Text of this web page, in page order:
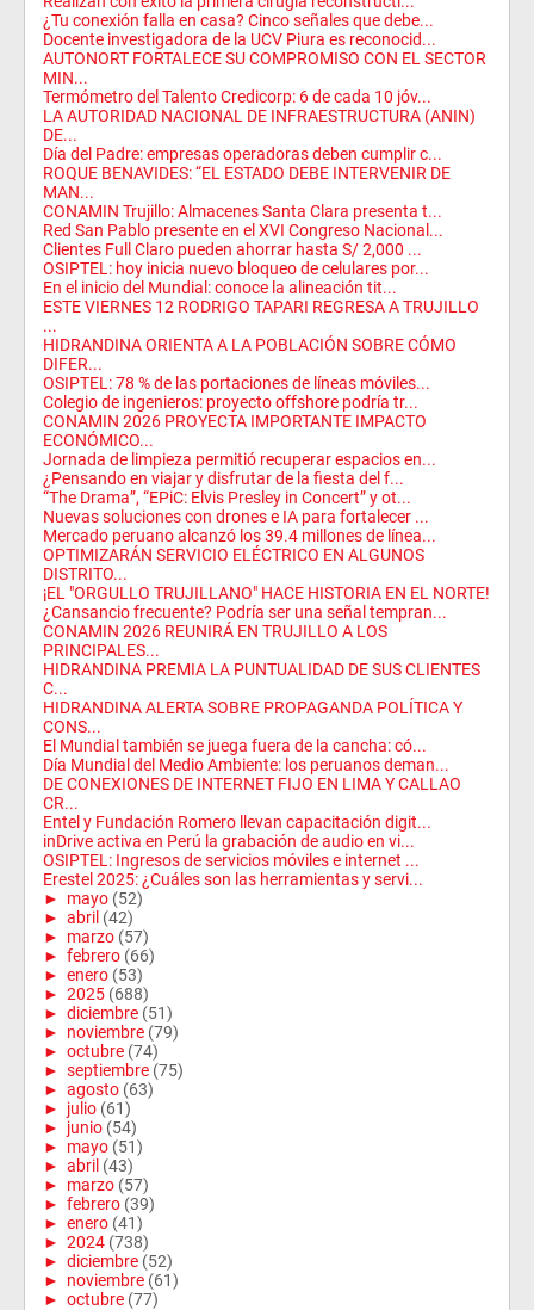
¿Tu conexión falla en casa? Cinco señales que debe...
Docente investigadora de la UCV Piura es reconocid...
AUTONORT FORTALECE SU COMPROMISO CON EL SECTOR
MIN...
Termómetro del Talento Credicorp: 6 de cada 10 jóv...
LA AUTORIDAD NACIONAL DE INFRAESTRUCTURA (ANIN)
DE...
Día del Padre: empresas operadoras deben cumplir c...
ROQUE BENAVIDES: “EL ESTADO DEBE INTERVENIR DE
MAN...
CONAMIN Trujillo: Almacenes Santa Clara presenta t...
Red San Pablo presente en el XVI Congreso Nacional...
Clientes Full Claro pueden ahorrar hasta S/ 2,000 ...
OSIPTEL: hoy inicia nuevo bloqueo de celulares por...
En el inicio del Mundial: conoce la alineación tit...
ESTE VIERNES 12 RODRIGO TAPARI REGRESA A TRUJILLO
...
HIDRANDINA ORIENTA A LA POBLACIÓN SOBRE CÓMO
DIFER...
OSIPTEL: 78 % de las portaciones de líneas móviles...
Colegio de ingenieros: proyecto offshore podría tr...
CONAMIN 2026 PROYECTA IMPORTANTE IMPACTO
ECONÓMICO...
Jornada de limpieza permitió recuperar espacios en...
¿Pensando en viajar y disfrutar de la fiesta del f...
“The Drama”, “EPiC: Elvis Presley in Concert” y ot...
Nuevas soluciones con drones e IA para fortalecer ...
Mercado peruano alcanzó los 39.4 millones de línea...
OPTIMIZARÁN SERVICIO ELÉCTRICO EN ALGUNOS
DISTRITO...
¡EL "ORGULLO TRUJILLANO" HACE HISTORIA EN EL NORTE!
¿Cansancio frecuente? Podría ser una señal tempran...
CONAMIN 2026 REUNIRÁ EN TRUJILLO A LOS
PRINCIPALES...
HIDRANDINA PREMIA LA PUNTUALIDAD DE SUS CLIENTES
C...
HIDRANDINA ALERTA SOBRE PROPAGANDA POLÍTICA Y
CONS...
El Mundial también se juega fuera de la cancha: có...
Día Mundial del Medio Ambiente: los peruanos deman...
DE CONEXIONES DE INTERNET FIJO EN LIMA Y CALLAO
CR...
Entel y Fundación Romero llevan capacitación digit...
inDrive activa en Perú la grabación de audio en vi...
OSIPTEL: Ingresos de servicios móviles e internet ...
Erestel 2025: ¿Cuáles son las herramientas y servi...
► mayo (52)
► abril (42)
► marzo (57)
► febrero (66)
► enero (53)
► 2025 (688)
► diciembre (51)
► noviembre (79)
► octubre (74)
► septiembre (75)
► agosto (63)
► julio (61)
► junio (54)
► mayo (51)
► abril (43)
► marzo (57)
► febrero (39)
► enero (41)
► 2024 (738)
► diciembre (52)
► noviembre (61)
► octubre (77)